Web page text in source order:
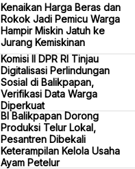
Kenaikan Harga Beras dan
Rokok Jadi Pemicu Warga
Hampir Miskin Jatuh ke
Jurang Kemiskinan
Komisi II DPR RI Tinjau
Digitalisasi Perlindungan
Sosial di Balikpapan,
Verifikasi Data Warga
Diperkuat
BI Balikpapan Dorong
Produksi Telur Lokal,
Pesantren Dibekali
Keterampilan Kelola Usaha
Ayam Petelur